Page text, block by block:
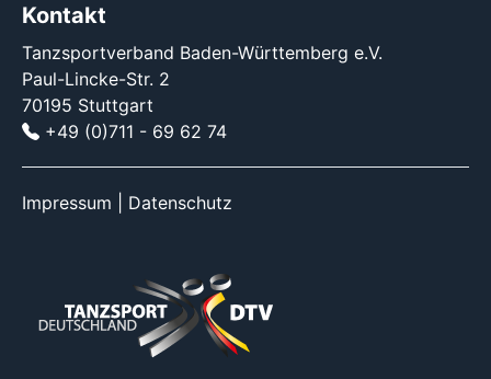
Kontakt
Tanzsportverband Baden-Württemberg e.V.
Paul-Lincke-Str. 2
70195 Stuttgart
+49 (0)711 - 69 62 74
Impressum Datenschutz